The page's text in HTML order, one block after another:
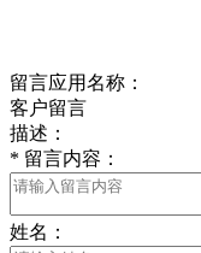
留言应用名称：
客户留言
描述：
* 留言内容：
姓名：